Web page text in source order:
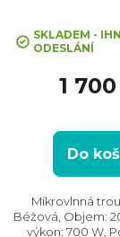
5,0
5
SKLADEM -
ODESLÁNÍ
1
Do
Mikrovlnná
Béžová, Objem:
výkon: 700 W,